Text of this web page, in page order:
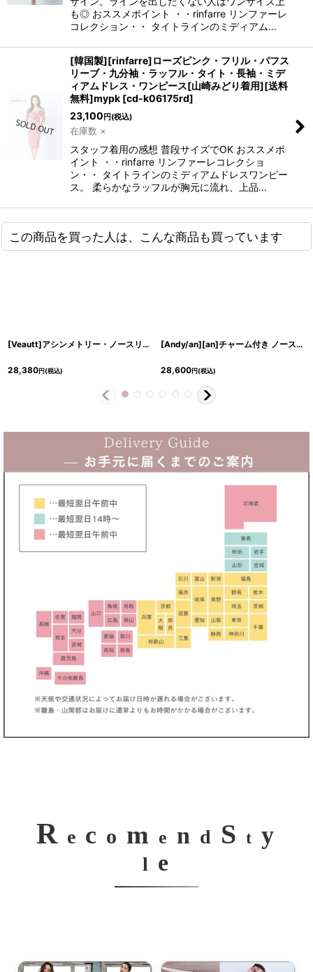
も◎ おススメポイント ・・rinfarre リンファーレ
コレクション・・ タイトラインのミディアム…
[韓国製][rinfarre]ローズピンク・フリル・パフス
リーブ・九分袖・ラッフル・タイト・長袖・ミデ
ィアムドレス・ワンピース[山崎みどり着用][送料
無料]mypk [cd-k06175rd]
23,100 円 (税込)
在庫数 ×
スタッフ着用の感想 普段サイズでOK おススメポ
イント ・・rinfarre リンファーレコレクショ
ン・・ タイトラインのミディアムドレスワンピー
ス。 柔らかなラッフルが胸元に流れ、上品…
この商品を買った人は、こんな商品も買っています
[Veautt]アシンメトリー・ノースリーブ・フロントタック・セットアップ風・タイト・ミディアムドレス・ワンピース《送料＆代引き手数料無料》
28,380円(税込)
[Andy/an][an]チャーム付き ノースリーブ バストジップ テールカット マーメイド ミディアムドレス キャバドレス《送料＆代引き手数料無料》
28,600円(税込)
R e c o m e n d S t y
l e